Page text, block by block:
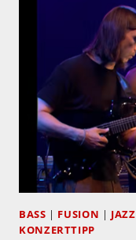
BASS FUSION JAZZ
KONZERTTIPP